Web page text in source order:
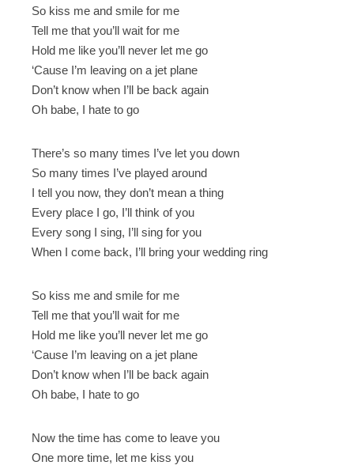
So kiss me and smile for me
Tell me that you’ll wait for me
Hold me like you’ll never let me go
‘Cause I’m leaving on a jet plane
Don’t know when I’ll be back again
Oh babe, I hate to go
There’s so many times I’ve let you down
So many times I’ve played around
I tell you now, they don’t mean a thing
Every place I go, I’ll think of you
Every song I sing, I’ll sing for you
When I come back, I’ll bring your wedding ring
So kiss me and smile for me
Tell me that you’ll wait for me
Hold me like you’ll never let me go
‘Cause I’m leaving on a jet plane
Don’t know when I’ll be back again
Oh babe, I hate to go
Now the time has come to leave you
One more time, let me kiss you